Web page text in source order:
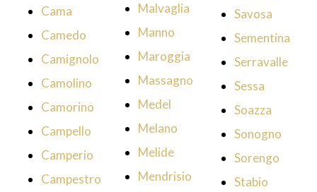
Cama
Camedo
Camignolo
Camolino
Camorino
Campello
Camperio
Campestro
Malvaglia
Manno
Maroggia
Massagno
Medel
Melano
Melide
Mendrisio
Savosa
Sementina
Serravalle
Sessa
Soazza
Sonogno
Sorengo
Stabio